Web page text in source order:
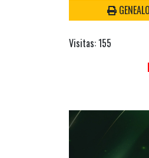
Visitas: 155